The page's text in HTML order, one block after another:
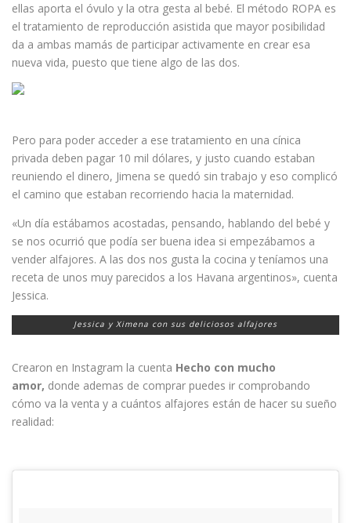
ellas aporta el óvulo y la otra gesta al bebé. El método ROPA es
el tratamiento de reproducción asistida que mayor posibilidad
da a ambas mamás de participar activamente en crear esa
nueva vida, puesto que tiene algo de las dos.
Pero para poder acceder a ese tratamiento en una cínica
privada deben pagar 10 mil dólares, y justo cuando estaban
reuniendo el dinero, Jimena se quedó sin trabajo y eso complicó
el camino que estaban recorriendo hacia la maternidad.
«Un día estábamos acostadas, pensando, hablando del bebé y
se nos ocurrió que podía ser buena idea si empezábamos a
vender alfajores. A las dos nos gusta la cocina y teníamos una
receta de unos muy parecidos a los Havana argentinos», cuenta
Jessica.
Jessica y Ximena con sus deliciosos alfajores
Crearon en Instagram la cuenta Hecho con mucho
amor, donde ademas de comprar puedes ir comprobando
cómo va la venta y a cuántos alfajores están de hacer su sueño
realidad: